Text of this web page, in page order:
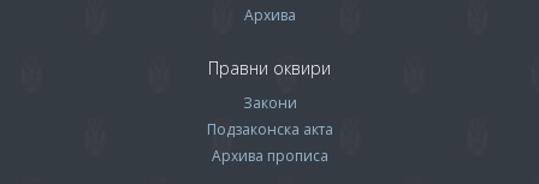
Архива
Правни оквири
Закони
Подзаконска акта
Архива прописa